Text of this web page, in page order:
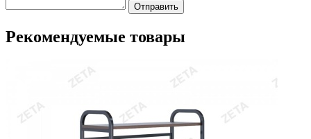
Отправить
Рекомендуемые товары